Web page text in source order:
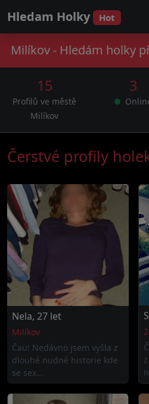
Hledam Holky Hot
Milíkov - Hledám holky
15
Profilů ve městě
Milíkov
3
Čerstvé profily
Nela, 27 let
Milíkov
Čau! Nedávno jsem vyšla z
dlouhé nudné historie kde
se sex...